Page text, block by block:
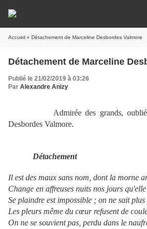
Accueil » Détachement de Marceline Desbordes Valmore
Détachement de Marceline
Publié le 21/02/2019 à 03:26
Par Alexandre Anizy
Admirée des grands, oubliée
Desbordes Valmore.
Détachement
Il est des maux sans nom, dont la morne
Change en affreuses nuits nos jours
Se plaindre est impossible ; on ne sait
Les pleurs même du cœur refusent de
On ne se souvient pas, perdu dans le